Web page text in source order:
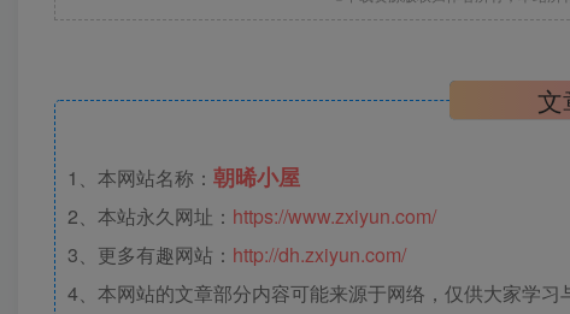
文
1、本网站名称： 朝晞小屋
2、本站永久网址： https://www.zxiyun.com/
3、更多有趣网站： http://dh.zxiyun.com/
4、本网站的文章部分内容可能来源于网络，仅供大家学